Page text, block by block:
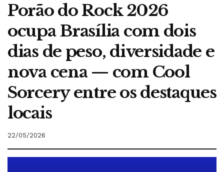
Porão do Rock 2026
ocupa Brasília com dois
dias de peso, diversidade e
nova cena — com Cool
Sorcery entre os destaques
locais
22/05/2026